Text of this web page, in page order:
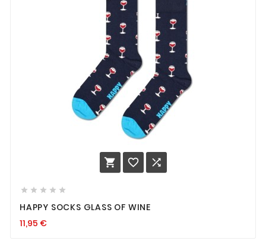
  
    
HAPPY SOCKS GLASS OF WINE
11,95 €